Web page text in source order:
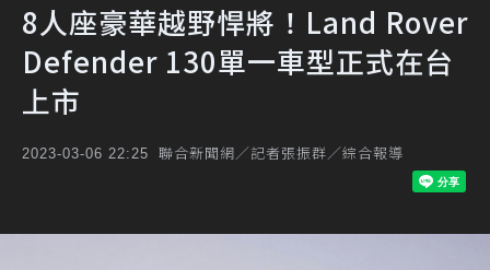
8人座豪華越野悍將！Land Rover
Defender 130單一車型正式在台
上市
2023-03-06 22:25 聯合新聞網／記者張振群／綜合報導